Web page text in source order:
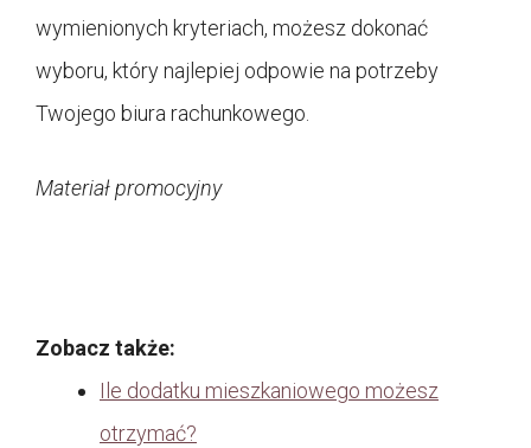
wymienionych kryteriach, możesz dokonać
wyboru, który najlepiej odpowie na potrzeby
Twojego biura rachunkowego.
Materiał promocyjny
Zobacz także:
Ile dodatku mieszkaniowego możesz
otrzymać?